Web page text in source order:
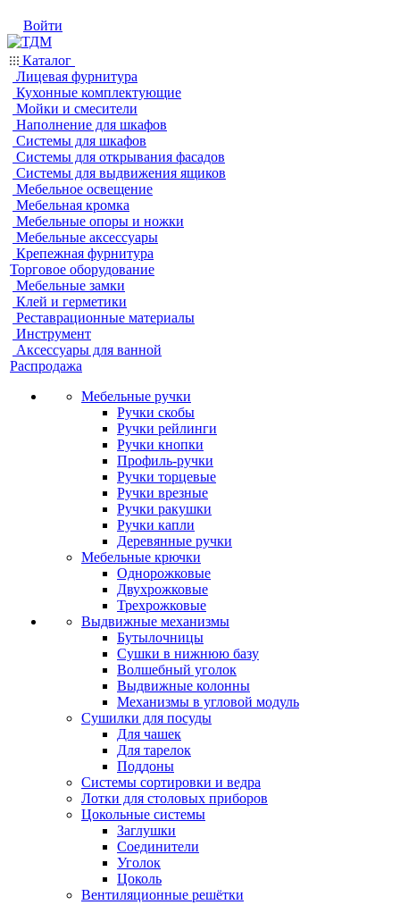
Войти
Каталог
Лицевая фурнитура
Кухонные комплектующие
Мойки и смесители
Наполнение для шкафов
Системы для шкафов
Системы для открывания фасадов
Системы для выдвижения ящиков
Мебельное освещение
Мебельная кромка
Мебельные опоры и ножки
Мебельные аксессуары
Крепежная фурнитура
Торговое оборудование
Мебельные замки
Клей и герметики
Реставрационные материалы
Инструмент
Аксессуары для ванной
Распродажа
Мебельные ручки
Ручки скобы
Ручки рейлинги
Ручки кнопки
Профиль-ручки
Ручки торцевые
Ручки врезные
Ручки ракушки
Ручки капли
Деревянные ручки
Мебельные крючки
Однорожковые
Двухрожковые
Трехрожковые
Выдвижные механизмы
Бутылочницы
Сушки в нижнюю базу
Волшебный уголок
Выдвижные колонны
Механизмы в угловой модуль
Сушилки для посуды
Для чашек
Для тарелок
Поддоны
Системы сортировки и ведра
Лотки для столовых приборов
Цокольные системы
Заглушки
Соединители
Уголок
Цоколь
Вентиляционные решётки